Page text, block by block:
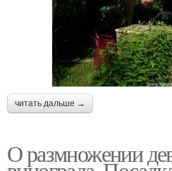
читать дальше →
О размножении